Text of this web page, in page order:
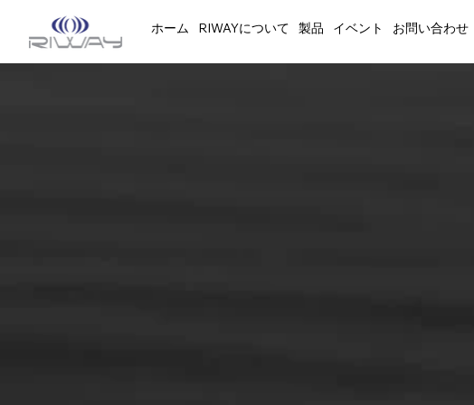
ホーム RIWAYについて 製品 イベント お問い合わせ